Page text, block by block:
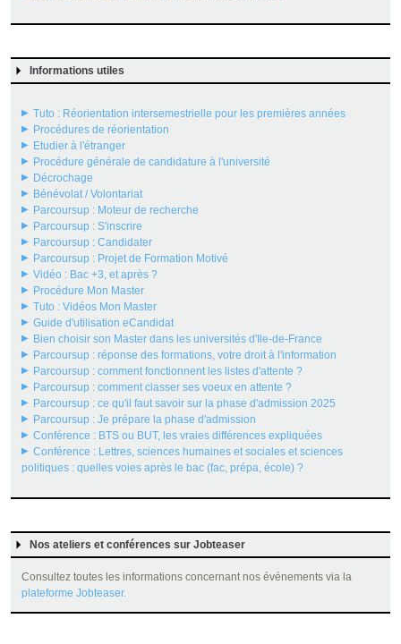
Informations utiles
Tuto : Réorientation intersemestrielle pour les premières années
Procédures de réorientation
Etudier à l'étranger
Procédure générale de candidature à l'université
Décrochage
Bénévolat / Volontariat
Parcoursup : Moteur de recherche
Parcoursup : S'inscrire
Parcoursup : Candidater
Parcoursup : Projet de Formation Motivé
Vidéo : Bac +3, et après ?
Procédure Mon Master
Tuto : Vidéos Mon Master
Guide d'utilisation eCandidat
Bien choisir son Master dans les universités d'Ile-de-France
Parcoursup : réponse des formations, votre droit à l'information
Parcoursup : comment fonctionnent les listes d'attente ?
Parcoursup : comment classer ses voeux en attente ?
Parcoursup : ce qu'il faut savoir sur la phase d'admission 2025
Parcoursup : Je prépare la phase d'admission
Conférence : BTS ou BUT, les vraies différences expliquées
Conférence : Lettres, sciences humaines et sociales et sciences
politiques : quelles voies après le bac (fac, prépa, école) ?
Nos ateliers et conférences sur Jobteaser
Consultez toutes les informations concernant nos événements via la
plateforme Jobteaser.